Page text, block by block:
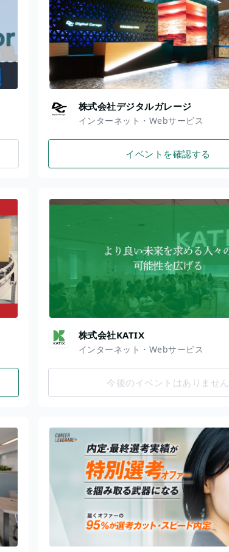
株式会社デジタルガレージ
インターネット・Webサービス
イベントを確認する
株式会社KATIX
インターネット・Webサービス
今後のイベントはありません